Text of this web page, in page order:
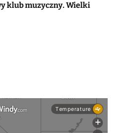
klub muzyczny. Wielki